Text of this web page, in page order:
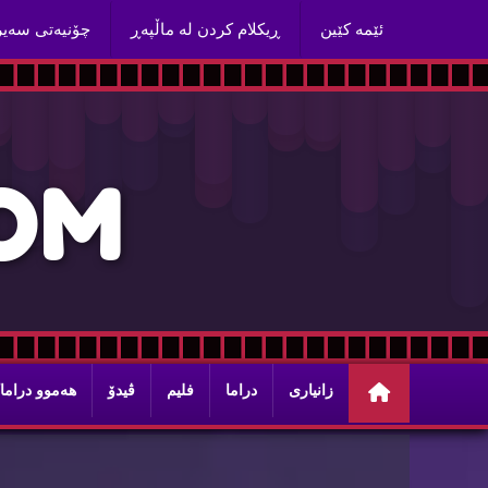
ئێمه‌ كێین ڕیكلام كردن له‌ ماڵپه‌ڕ چۆنیه‌تی
M
زانیاری دراما فلیم ڤیدۆ هه‌موو